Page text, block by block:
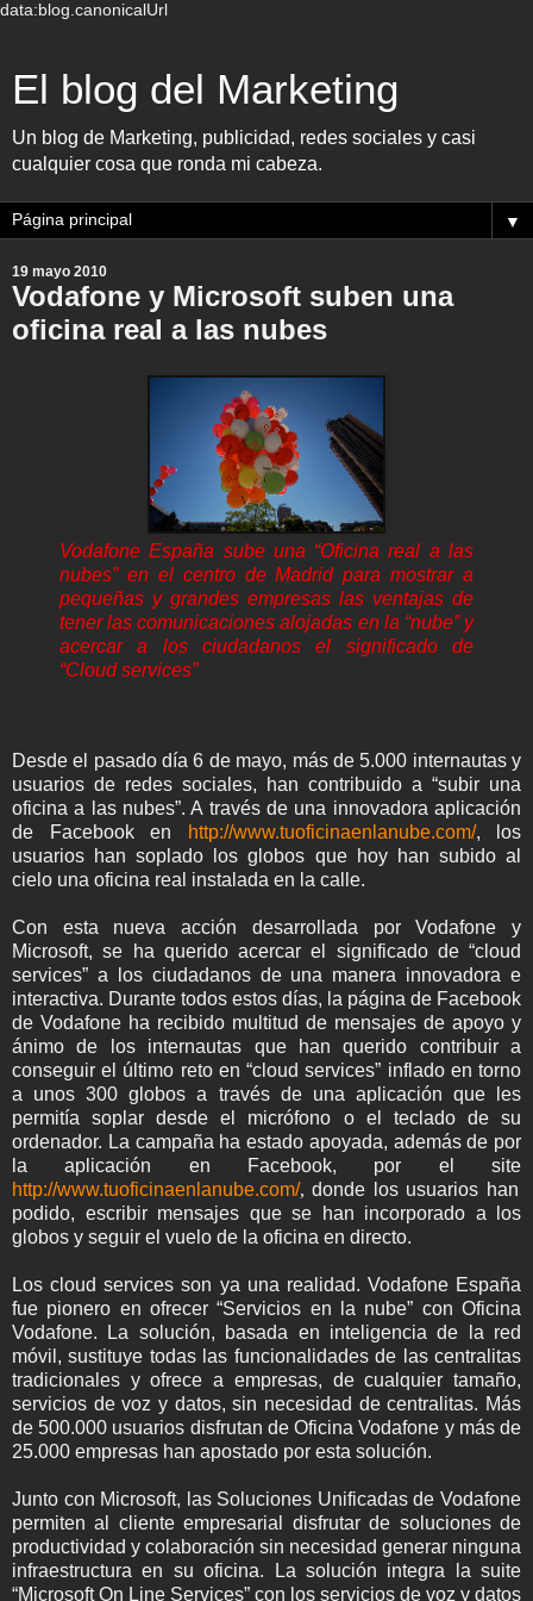
data:blog.canonicalUrl
El blog del Marketing
Un blog de Marketing, publicidad, redes sociales y casi
cualquier cosa que ronda mi cabeza.
▼
19 mayo 2010
Vodafone y Microsoft suben una
oficina real a las nubes
Vodafone España sube una “Oficina real a las
nubes” en el centro de Madrid para mostrar a
pequeñas y grandes empresas las ventajas de
tener las comunicaciones alojadas en la “nube” y
acercar a los ciudadanos el significado de
“Cloud services”
Desde el pasado día 6 de mayo, más de 5.000 internautas y
usuarios de redes sociales, han contribuido a “subir una
oficina a las nubes”. A través de una innovadora aplicación
de Facebook en
http://www.tuoficinaenlanube.com/, los
usuarios han soplado los globos que hoy han subido al
cielo una oficina real instalada en la calle.
Con esta nueva acción desarrollada por Vodafone y
Microsoft, se ha querido acercar el significado de “cloud
services” a los ciudadanos de una manera innovadora e
interactiva. Durante todos estos días, la página de Facebook
de Vodafone ha recibido multitud de mensajes de apoyo y
ánimo de los internautas que han querido contribuir a
conseguir el último reto en “cloud services” inflado en torno
a unos 300 globos a través de una aplicación que les
permitía soplar desde el micrófono o el teclado de su
ordenador. La campaña ha estado apoyada, además de por
la aplicación en Facebook, por el site
http://www.tuoficinaenlanube.com/,donde los usuarios han
podido, escribir mensajes que se han incorporado a los
globos y seguir el vuelo de la oficina en directo.
Los cloud services son ya una realidad. Vodafone España
fue pionero en ofrecer “Servicios en la nube” con Oficina
Vodafone. La solución, basada en inteligencia de la red
móvil, sustituye todas las funcionalidades de las centralitas
tradicionales y ofrece a empresas, de cualquier tamaño,
servicios de voz y datos, sin necesidad de centralitas. Más
de 500.000 usuarios disfrutan de Oficina Vodafone y más de
25.000 empresas han apostado por esta solución.
Junto con Microsoft, las Soluciones Unificadas de Vodafone
permiten al cliente empresarial disfrutar de soluciones de
productividad y colaboración sin necesidad generar ninguna
infraestructura en su oficina. La solución integra la suite
“Microsoft On Line Services” con los servicios de voz y datos